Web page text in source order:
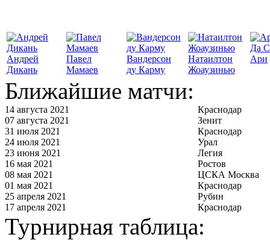
Андрей
Дикань
Павел
Мамаев
Вандерсон
ду Карму
Натаилтон
Жоаузинью
Да
Ари
Ближайшие матчи:
14 августа 2021
Краснодар
07 августа 2021
Зенит
31 июля 2021
Краснодар
24 июля 2021
Урал
23 июня 2021
Легия
16 мая 2021
Ростов
08 мая 2021
ЦСКА Москва
01 мая 2021
Краснодар
25 апреля 2021
Рубин
17 апреля 2021
Краснодар
Турнирная таблица: